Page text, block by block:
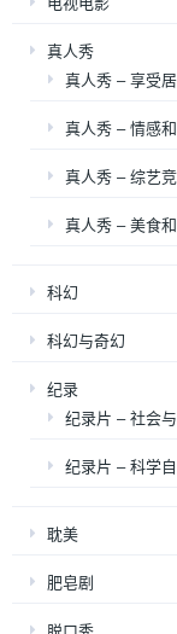
真人秀
真人秀 – 享受
真人秀 – 情感
真人秀 – 综艺
真人秀 – 美食
科幻
科幻与奇幻
纪录
纪录片 – 社会
纪录片 – 科学
耽美
肥皂剧